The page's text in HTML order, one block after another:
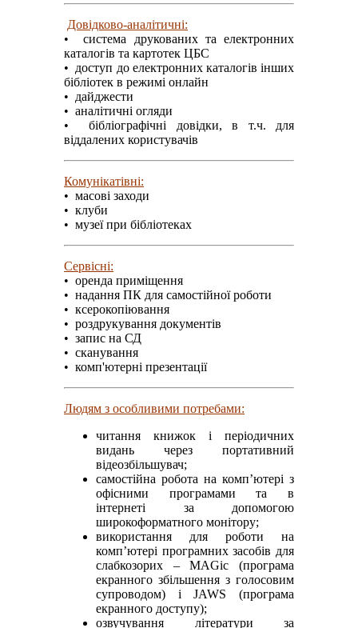
Довідково-аналітичні:
• система друкованих та електронних
каталогів та картотек ЦБС
• доступ до електронних каталогів інших
бібліотек в режимі онлайн
• дайджести
• аналітичні огляди
• бібліографічні довідки, в т.ч. для
віддалених користувачів
Комунікатівні:
• масові заходи
• клуби
• музеї при бібліотеках
Сервісні:
• оренда приміщення
• надання ПК для самостійної роботи
• ксерокопіювання
• роздрукування документів
• запис на СД
• сканування
• комп'ютерні презентації
Людям з особливими потребами:
читання книжок і періодичних
видань через портативний
відеозбільшувач;
самостійна робота на комп’ютері з
офісними програмами та в
інтернеті за допомогою
широкоформатного монітору;
використання для роботи на
комп’ютері програмних засобів для
слабкозорих – MAGic (програма
екранного збільшення з голосовим
супроводом) і JAWS (програма
екранного доступу);
озвучування літератури за